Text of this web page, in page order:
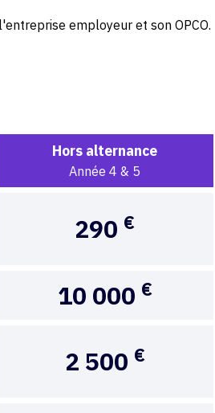
employeur et son OPCO.
Hors alternance
Année 4 & 5
290 €
10 000 €
2 500 €